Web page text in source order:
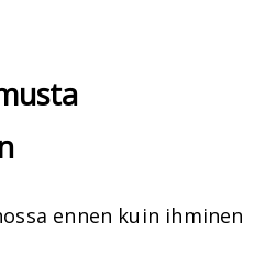
ennen kuin ihminen